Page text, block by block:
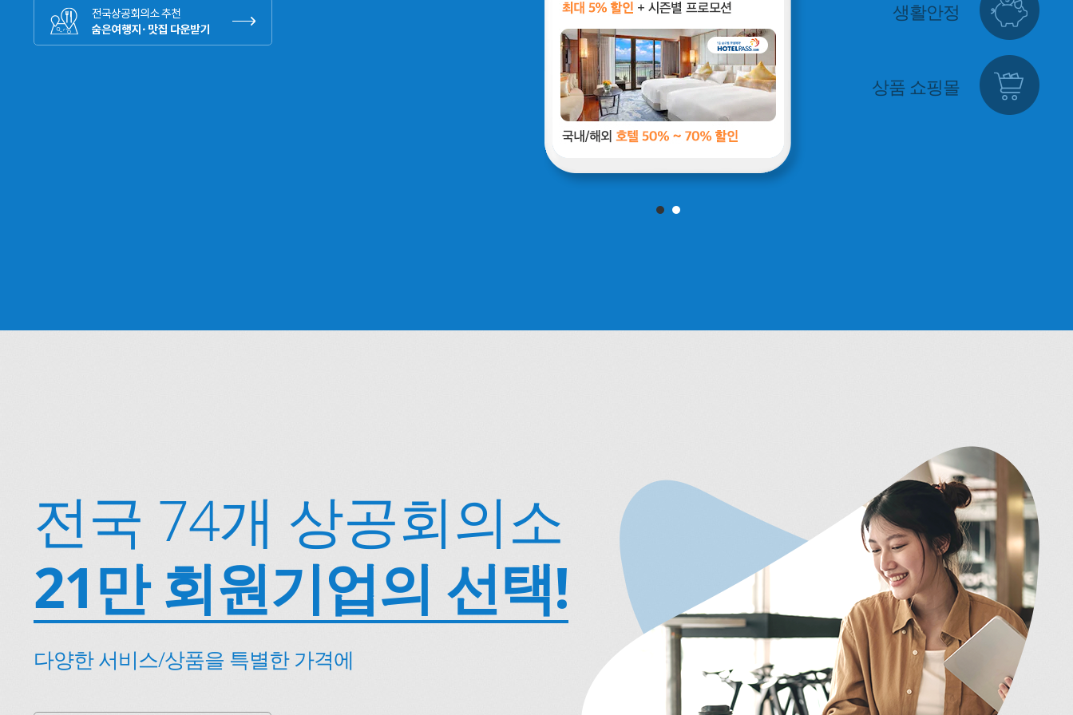
생활안정
상품 쇼핑몰
전국 74개 상공회의소
21만 회원기업의 선택!
다양한 서비스/상품을 특별한 가격에